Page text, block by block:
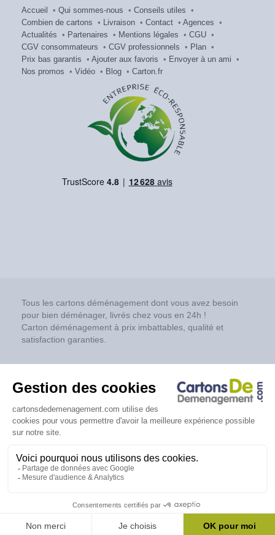
Accueil • Qui sommes-nous • Conseils utiles •
Combien de cartons • Livraison • Contact • Agences •
Actualités • Partenaires • Mentions légales • CGU •
CGV consommateurs • CGV professionnels • Plan •
Prix bas garantis • Ajouter aux favoris • Envoyer à un ami •
Nos promos • Vidéo • Blog • Carton.fr
Tous les cartons déménagement dont vous avez besoin
pour bien déménager, livrés chez vous en 24h !
Carton déménagement à prix imbattables, qualité et
satisfaction garanties.
Réseaux sociaux
Copyright © 2026 Cartonsdedemenagement.com